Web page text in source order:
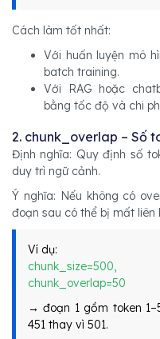
Cách làm tốt nhất:
Với huấn luyện mô
batch training.
Với RAG hoặc
bằng tốc độ và chi
2. chunk_overlap – Số
Định nghĩa: Quy định số
duy trì ngữ cảnh.
Ý nghĩa: Nếu không có
đoạn sau có thể bị mất
Ví dụ:
chunk_size=500,
chunk_overlap=50
→ đoạn 1 gồm token
451 thay vì 501.